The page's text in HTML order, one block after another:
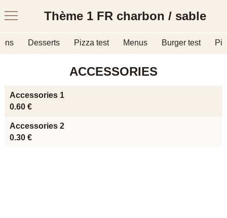
Thème 1 FR charbon / sable
Desserts Pizza test Menus Burger test
ACCESSORIES
Accessories 1
0.60 €
Accessories 2
0.30 €